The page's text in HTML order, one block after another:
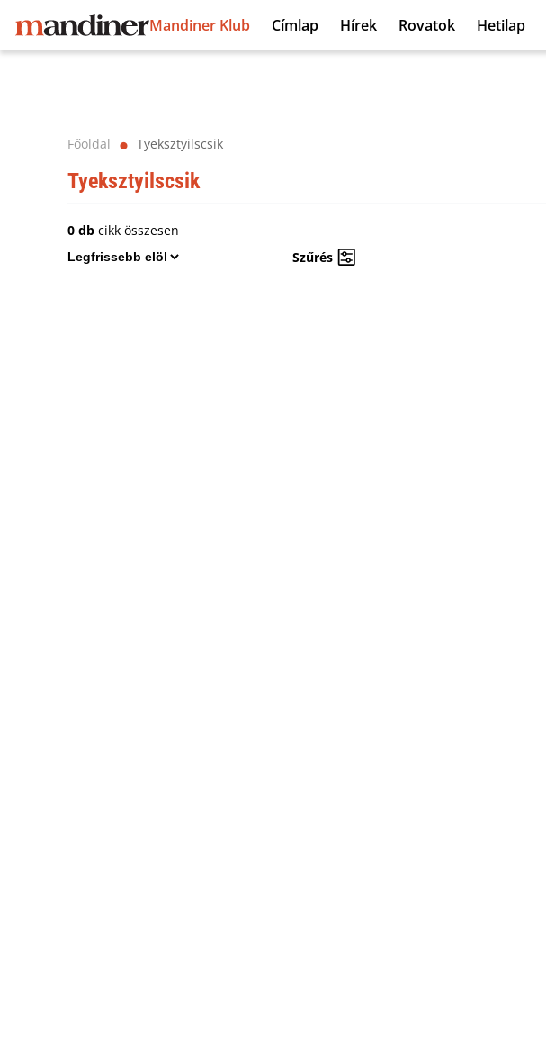
Mandiner Klub Címlap Hírek Rovatok Hetilap
Főoldal ⬤ Tyeksztyilscsik
Tyeksztyilscsik
0 db cikk összesen
Szűrés